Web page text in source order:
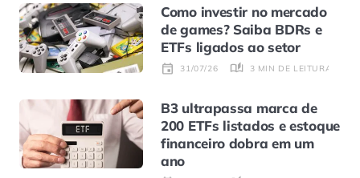
Como investir no mercado
de games? Saiba BDRs e
ETFs ligados ao setor
31/07/26 3 MIN DE LEITURA
B3 ultrapassa marca de
200 ETFs listados e estoque
financeiro dobra em um
ano